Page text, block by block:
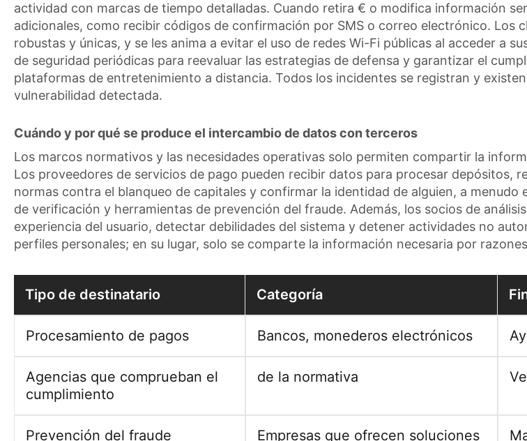
actividad con marcas de tiempo detalladas. Cuando retira € o modifica información
adicionales, como recibir códigos de confirmación por SMS o correo electrónico.
robustas y únicas, y se les anima a evitar el uso de redes Wi-Fi públicas al acceder a
de seguridad periódicas para reevaluar las estrategias de defensa y garantizar el
plataformas de entretenimiento a distancia. Todos los incidentes se registran y
vulnerabilidad detectada.
Cuándo y por qué se produce el intercambio de datos con terceros
Los marcos normativos y las necesidades operativas solo permiten compartir la
Los proveedores de servicios de pago pueden recibir datos para procesar depósitos,
normas contra el blanqueo de capitales y confirmar la identidad de alguien, a
de verificación y herramientas de prevención del fraude. Además, los socios de
experiencia del usuario, detectar debilidades del sistema y detener actividades no
perfiles personales; en su lugar, solo se comparte la información necesaria por
Tipo de destinatario Categoría
Procesamiento de pagos Bancos, monederos electrónicos
Agencias que comprueban el
cumplimiento
de la normativa
Prevención del fraude Empresas que ofrecen soluciones